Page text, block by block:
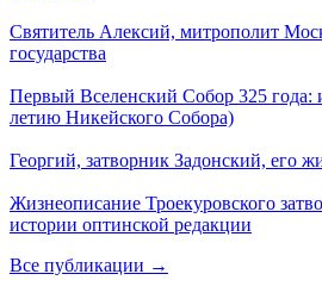
Святитель Алексий, митрополит
государства
Первый Вселенский Собор 325 года:
летию Никейского Собора)
Георгий, затворник Задонский, его
Жизнеописание Троекуровского
истории оптинской редакции
Все публикации →